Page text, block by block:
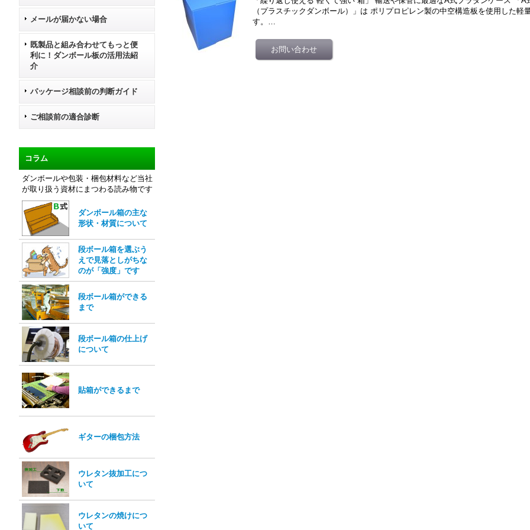
メールが届かない場合
既製品と組み合わせてもっと便
利に！ダンボール板の活用法紹
介
パッケージ相談前の判断ガイド
ご相談前の適合診断
コラム
ダンボールや包装・梱包材料など当社
が取り扱う資材にまつわる読み物です
ダンボール箱の主な
形状・材質について
段ボール箱を選ぶう
えで見落としがちな
のが「強度」です
段ボール箱ができる
まで
段ボール箱の仕上げ
について
貼箱ができるまで
ギターの梱包方法
ウレタン抜加工につ
いて
ウレタンの焼けにつ
いて
（プラスチックダンボール）」は ポリプロピレン製の中空構造板を使用した軽
す。…